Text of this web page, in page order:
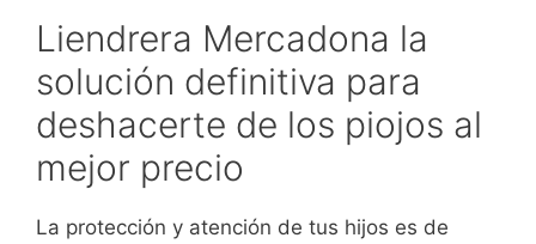
Liendrera Mercadona la
solución definitiva para
deshacerte de los piojos al
mejor precio
La protección y atención de tus hijos es de